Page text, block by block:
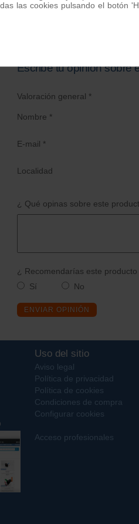
Escribe tu opinión sobre
Valoración general *
Nombre *
E-mail *
Localidad
¿ Qué opinas sobre este
¿ Recomendarías este producto
Sí
No
ENVIAR OPINIÓN
Uso del sitio
Aviso legal
Política de privacidad
Política de cookies
Condiciones de compra
Configurar cookies
Acceso profesionales
las cookies pulsando el botón